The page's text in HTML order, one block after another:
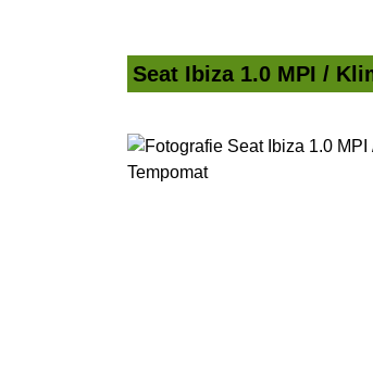
Seat Ibiza 1.0 MPI /